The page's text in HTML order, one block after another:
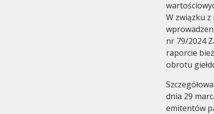
W związku
nr 79/2024
raporcie
obrotu
dnia 29
emitentów